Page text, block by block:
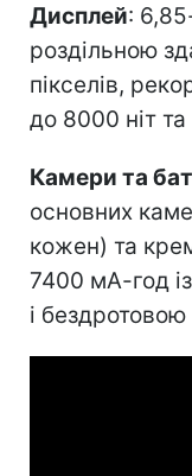
Дисплей:
роздільною
пікселів,
до 8000 ніт
Камери та
основних
кожен) та
7400 мА-год
і